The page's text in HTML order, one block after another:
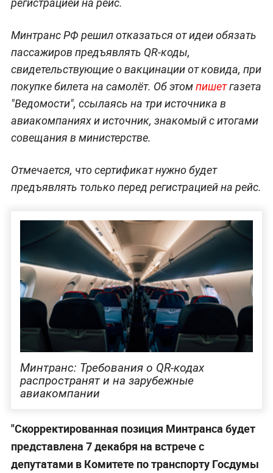
регистрацией на рейс.
Минтранс РФ решил отказаться от идеи обязать
пассажиров предъявлять QR-коды,
свидетельствующие о вакцинации от ковида, при
покупке билета на самолёт. Об этомпишетгазета
"Ведомости", ссылаясь на три источника в
авиакомпаниях и источник, знакомый с итогами
совещания в министерстве.
Отмечается, что сертификат нужно будет
предъявлять только перед регистрацией на рейс.
Минтранс: Требования о QR-кодах
распространят и на зарубежные
авиакомпании
"Скорректированная позиция Минтранса будет
представлена 7 декабря на встрече с
депутатами в Комитете по транспорту Госдумы